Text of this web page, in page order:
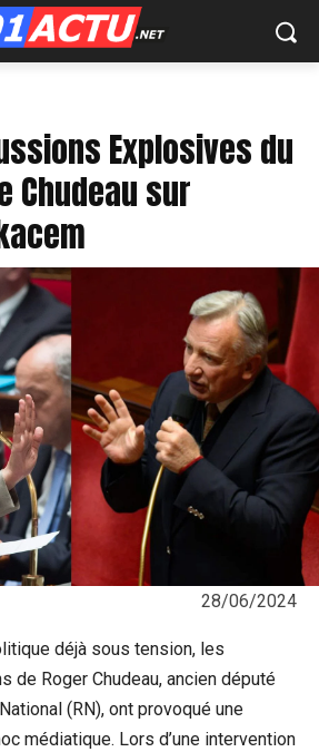
Explosives du
Chudeau sur
28/06/2024
déjà sous tension, les
de Roger Chudeau, ancien député
(RN), ont‍ provoqué une
⁣médiatique. ‍Lors d’une intervention